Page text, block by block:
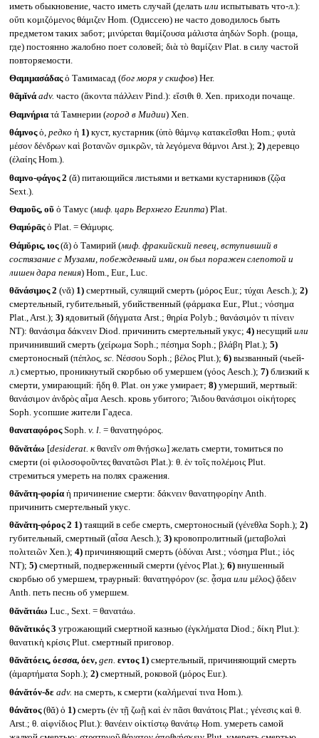
иметь обыкновение, часто иметь случай (делать или испытывать что-л.):
οὔτι κομιζόμενος θάμιζεν Hom. (Одиссею) не часто доводилось быть
предметом таких забот; μινύρεται θαμίζουσα μάλιστα ἀηδών Soph. (роща,
где) постоянно жалобно поет соловей; διὰ τὸ θαμίζειν Plat. в силу частой
повторяемости.
Θαμιμασάδαςὁ Тамимасад (бог моря у скифов) Her.
θᾰμῐνά adv. часто (ἄκοντα πάλλειν Pind.): εἴσιθι θ. Xen. приходи почаще.
Θαμνήρια τά Тамнерии (город в Мидии) Xen.
θάμνοςὁ, редко ἡ 1)куст, кустарник (ὑπὸ θάμνῳ κατακεῖσθαι Hom.; φυτὰ
μέσον δένδρων καὶ βοτανῶν σμικρῶν, τὰ λεγόμενα θάμνοι Arst.); 2)деревцо
(ἐλαίης Hom.).
θαμνο-φάγος 2 (ᾰ) питающийся листьями и ветками кустарников (ζῷα
Sext.).
Θαμοῦς, οῦὁ Тамус (миф. царь Верхнего Египта) Plat.
Θαμύρᾱςὁ Plat. = Θάμυρις.
Θάμῠρις, ιος(ᾰ) ὁ Тамирий (миф. фракийский певец, вступивший в
состязание с Музами, побежденный ими, он был поражен слепотой и
лишен дара пения) Hom., Eur., Luc.
θᾰνάσιμος 2 (νᾰ) 1)смертный, сулящий смерть (μόρος Eur.; τύχαι Aesch.); 2)
смертельный, губительный, убийственный (φάρμακα Eur., Plut.; νόσημα
Plat., Arst.); 3)ядовитый (δήγματα Arst.; θηρία Polyb.; θανάσιμόν τι πίνειν
NT): θανάσιμα δάκνειν Diod. причинить смертельный укус; 4)несущий или
причинивший смерть (χείρωμα Soph.; πέσημα Soph.; βλάβη Plat.); 5)
смертоносный (πέπλος, sc. Νέσσου Soph.; βέλος Plut.); 6)вызванный (чьей-
л.) смертью, проникнутый скорбью об умершем (γόος Aesch.); 7)близкий к
смерти, умирающий: ἤδη θ. Plat. он уже умирает; 8)умерший, мертвый:
θανάσιμον ἀνδρὸς αἷμα Aesch. кровь убитого; Ἃιδου θανάσιμοι οἰκήτορες
Soph. усопшие жители Гадеса.
θαναταφόροςSoph. v. l. = θανατηφόρος.
θᾰνᾰτάω [desiderat. кθανεῖν отθνῄσκω] желать смерти, томиться по
смерти (οἱ φιλοσοφοῦντες θανατῶσι Plat.): θ. ἐν τοῖς πολέμοις Plut.
стремиться умереть на полях сражения.
θᾰνᾰτη-φορία ἡ причинение смерти: δάκνειν θανατηφορίην Anth.
причинить смертельный укус.
θᾰνᾰτη-φόρος 2 1)таящий в себе смерть, смертоносный (γένεθλα Soph.); 2)
губительный, смертный (αἶσα Aesch.); 3)кровопролитный (μεταβολαὶ
πολιτειῶν Xen.); 4)причиняющий смерть (ὀδύναι Arst.; νόσημα Plut.; ἰός
NT); 5)смертный, подверженный смерти (γένος Plat.); 6)внушенный
скорбью об умершем, траурный: θανατηφόρον (sc. ᾆσμα или μέλος) ᾄδειν
Anth. петь песнь об умершем.
θᾰνᾰτιάω Luc., Sext. = θανατάω.
θᾰνᾰτικός 3 угрожающий смертной казнью (ἐγκλήματα Diod.; δίκη Plut.):
θανατικὴ κρίσις Plut. смертный приговор.
θᾰνᾰτόεις, όεσσα, όεν, gen. εντος 1)смертельный, причиняющий смерть
(ἁμαρτήματα Soph.); 2)смертный, роковой (μόρος Eur.).
θάνᾰτόν-δε adv. на смерть, к смерти (καλήμεναί τινα Hom.).
θάνᾰτος(θᾰ) ὁ 1)смерть (ἐν τῇ ζωῇ καὶ ἐν πᾶσι θανάτοις Plat.; γένεσις καὶ θ.
Arst.; θ. αἰφνίδιος Plut.): θανέειν οἰκτίστῳ θανάτῳ Hom. умереть самой